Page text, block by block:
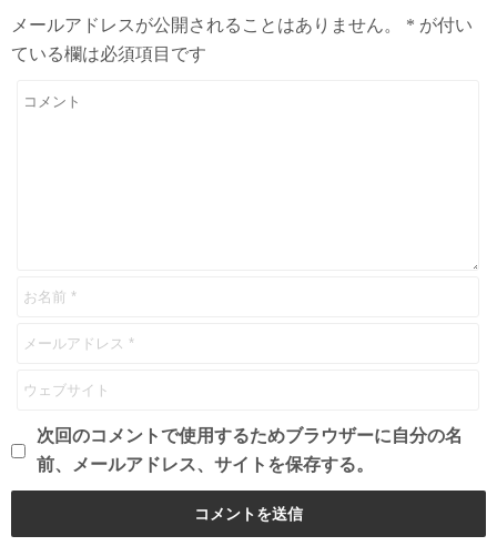
メールアドレスが公開されることはありません。 * が付い
ている欄は必須項目です
次回のコメントで使用するためブラウザーに自分の名
前、メールアドレス、サイトを保存する。